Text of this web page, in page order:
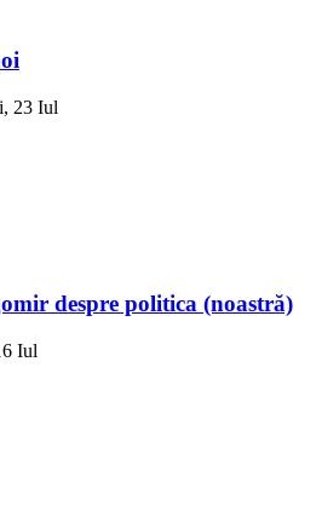
23 Iul
despre politica (noastră)
Iul